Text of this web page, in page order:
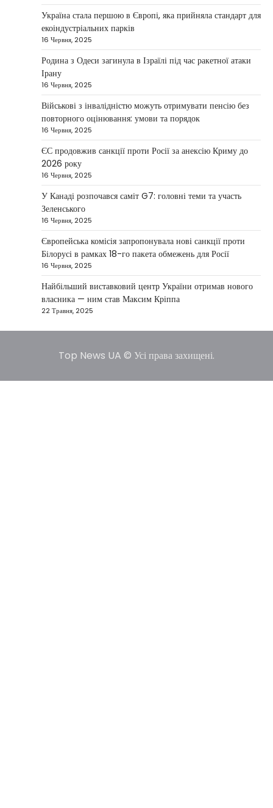
НОВИНИ
Зеленський заявив про готовність
України допомогти стабілізувати
Близький Схід
Taisiya Kovalchuk 4 Березня, 2026
Президент України Володимир Зеленський
повідомив, що Київ готовий підтримати
міжнародних партнерів у стабілізації ситуації
на…
НОВИНИ
Конфлікт на Близькому Сході
паралізував туризм і
авіаперевезення
1 Березня, 2026
Загострення конфлікту на Близькому Сході
суттєво вплинуло на міжнародні подорожі та
туристичну індустрію. Після ударів…
5
США не відкидають можливість
удару по Ірану у разі провалу
переговорів
Kolomysheva Anastasiya
17 Червня,
У США не виключають застосування сили проти
принесуть бажаних результатів.…
Україна стала першою в Європі, яка прийняла стандарт для
екоіндустріальних парків
16 Червня, 2025
Родина з Одеси загинула в Ізраїлі під час ракетної атаки
Ірану
16 Червня, 2025
Військові з інвалідністю можуть отримувати пенсію без
повторного оцінювання: умови та порядок
16 Червня, 2025
ЄС продовжив санкції проти Росії за анексію Криму до
2026 року
16 Червня, 2025
У Канаді розпочався саміт G7: головні теми та участь
Зеленського
16 Червня, 2025
Європейська комісія запропонувала нові санкції проти
Білорусі в рамках 18-го пакета обмежень для Росії
16 Червня, 2025
Найбільший виставковий центр України отримав нового
власника — ним став Максим Кріппа
22 Травня, 2025
Top News UA © Усі права захищені.